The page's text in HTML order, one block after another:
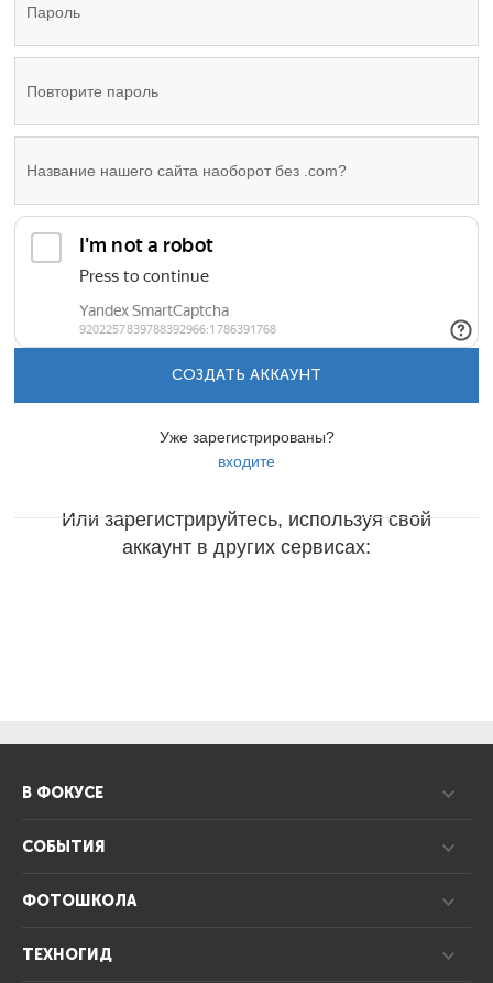
СОЗДАТЬ АККАУНТ
Уже зарегистрированы?
входите
Или зарегистрируйтесь, используя свой
аккаунт в других сервисах:
В ФОКУСЕ
СОБЫТИЯ
ФОТОШКОЛА
ТЕХНОГИД